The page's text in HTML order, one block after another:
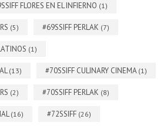
FLORES EN EL INFIERNO (1)
(5) #69SSIFF PERLAK (7)
(1)
(13) #70SSIFF CULINARY CINEMA (1)
(2) #70SSIFF PERLAK (8)
(16) #72SSIFF (26)